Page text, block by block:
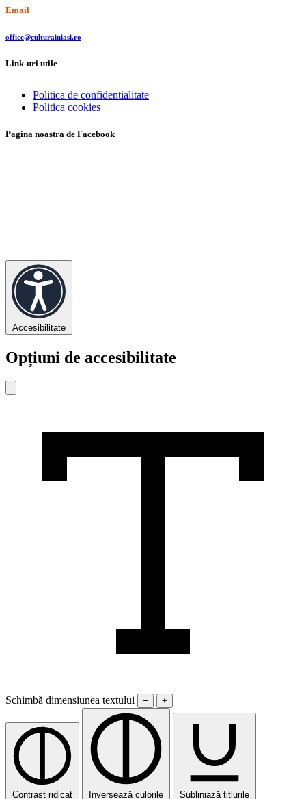
Email
office@culturainiasi.ro
Link-uri utile
Politica de confidentialitate
Politica cookies
Pagina noastra de Facebook
Accesibilitate
Opțiuni de accesibilitate
Schimbă dimensiunea textului − +
Contrast ridicat Inversează culorile Subliniază titlurile